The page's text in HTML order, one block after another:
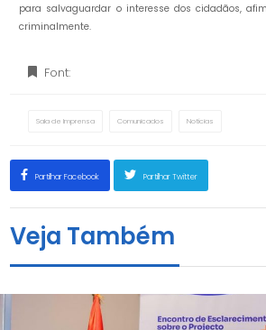
para salvaguardar o interesse dos cidadãos,
criminalmente.
Font:
Sala de Imprensa Comunicados Notícias
Partilhar Facebook Partilhar Twitter
Veja Também